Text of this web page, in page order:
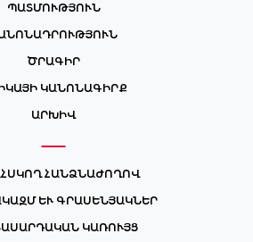
ՊԱՏՄՈՒԹՅՈՒՆ
ԾՐԱԳԻՐ
ԿԱՆՈՆԱԳԻՐՔ
ԱՐԽԻՎ
ՀԱՆՁՆԱԺՈՂՈՎ
ԵՒ ԳՐԱՍԵՆՅԱԿՆԵՐ
ԿԱՌՈՒՅՑ